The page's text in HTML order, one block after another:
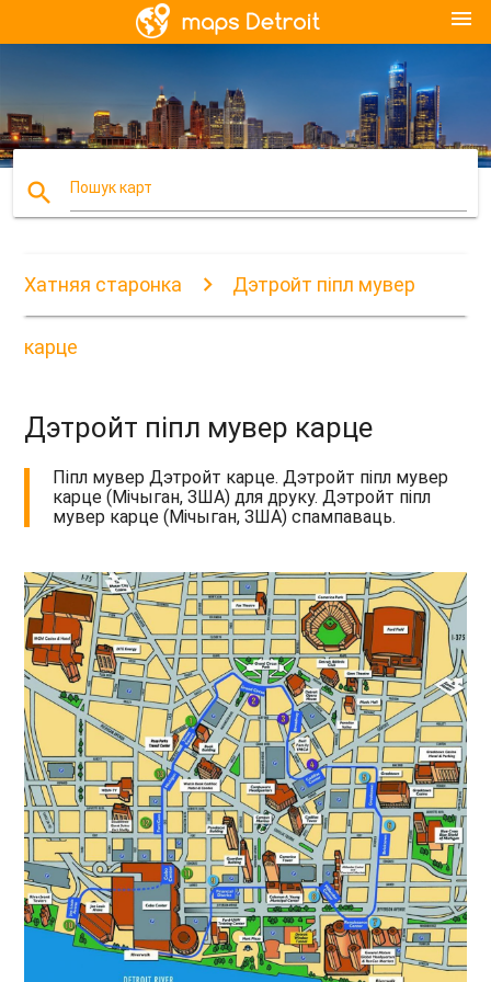
menu
search Пошук карт
Хатняя старонка Дэтройт піпл мувер
карце
Дэтройт піпл мувер карце
Піпл мувер Дэтройт карце. Дэтройт піпл мувер
карце (Мічыган, ЗША) для друку. Дэтройт піпл
мувер карце (Мічыган, ЗША) спампаваць.